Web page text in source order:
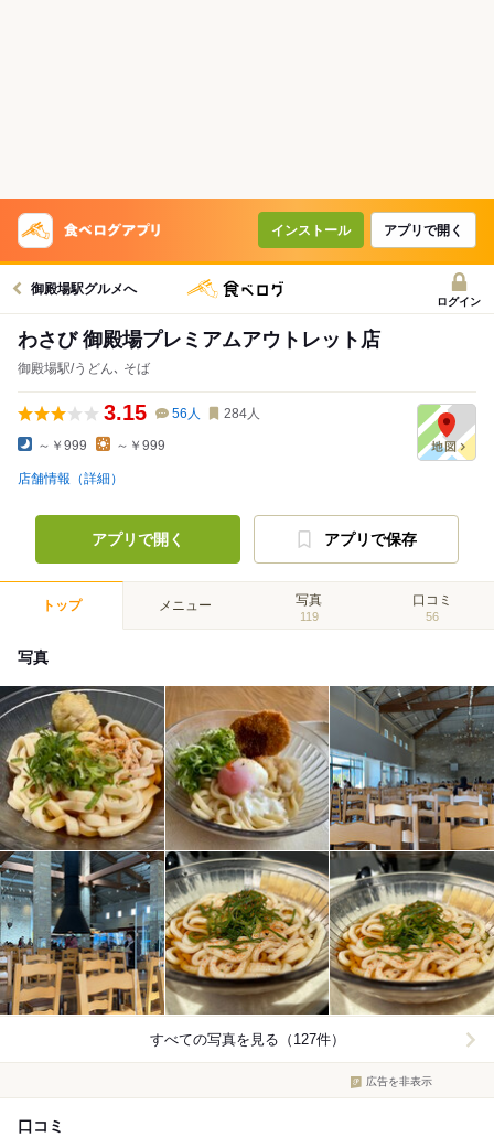
インストール アプリで開く
御殿場駅グルメへ
ログイン
わさび 御殿場プレミアムアウトレット店
御殿場駅/うどん､ そば
3.15 56 人 284人
～￥999 ～￥999
店舗情報（詳細）
アプリで開く アプリで保存
トップ メニュー 写真
119
口コミ
56
写真
すべての写真を見る（127件）
広告を非表示
口コミ